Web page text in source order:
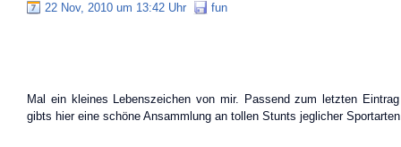
22 Nov, 2010 um 13:42 Uhr fun
Mal ein kleines Lebenszeichen von mir. Passend zum letzten
gibts hier eine schöne Ansammlung an tollen Stunts jeglicher